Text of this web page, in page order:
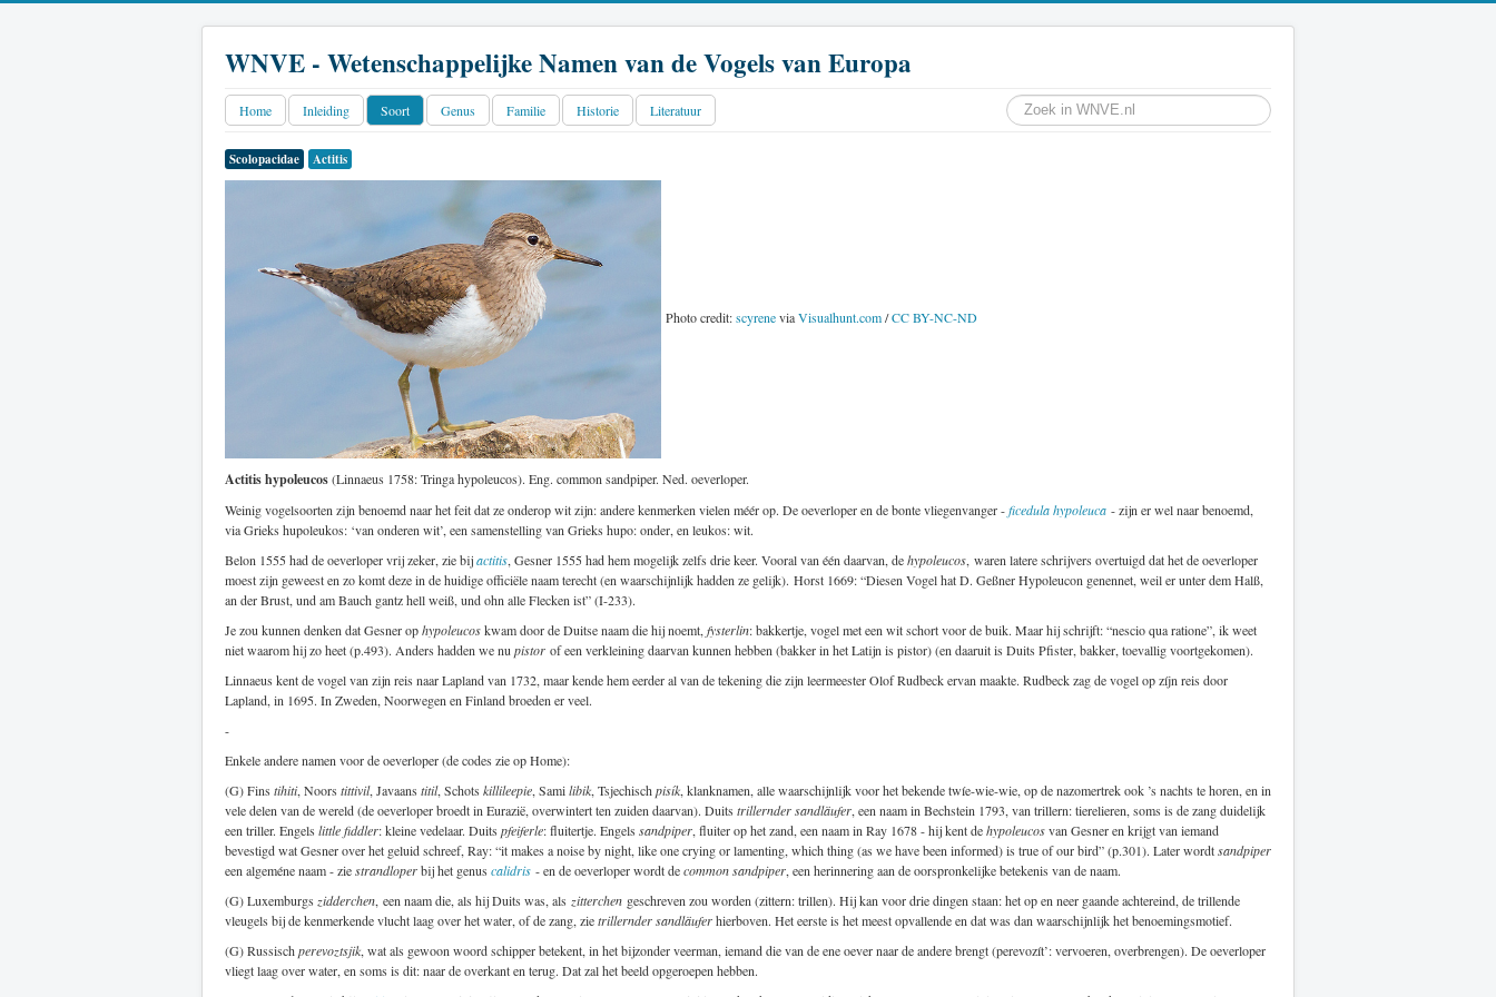
WNVE - Wetenschappelijke Namen van de Vogels van Europa
Home Inleiding Soort Genus Familie Historie Literatuur
Scolopacidae Actitis
Photo credit:scyreneviaVisualhunt.com/CC BY-NC-ND
Actitis hypoleucos(Linnaeus 1758: Tringa hypoleucos). Eng. common sandpiper. Ned. oeverloper.
Weinig vogelsoorten zijn benoemd naar het feit dat ze onderop wit zijn: andere kenmerken vielen méér op. De oeverloper en de bonte vliegenvanger -ficedula hypoleuca - zijn er wel naar benoemd,
via Grieks hupoleukos: ‘van onderen wit’, een samenstelling van Grieks hupo: onder, en leukos: wit.
Belon 1555 had de oeverloper vrij zeker, zie bijactitis, Gesner 1555 had hem mogelijk zelfs drie keer. Vooral van één daarvan, dehypoleucos, waren latere schrijvers overtuigd dat het de oeverloper
moest zijn geweest en zo komt deze in de huidige officiële naam terecht (en waarschijnlijk hadden ze gelijk). Horst 1669: “Diesen Vogel hat D. Geßner Hypoleucon genennet, weil er unter dem Halß,
an der Brust, und am Bauch gantz hell weiß, und ohn alle Flecken ist” (I-233).
Je zou kunnen denken dat Gesner ophypoleucoskwam door de Duitse naam die hij noemt, fysterlin: bakkertje, vogel met een wit schort voor de buik. Maar hij schrijft: “nescio qua ratione”, ik weet
niet waarom hij zo heet (p.493). Anders hadden we nu pistor of een verkleining daarvan kunnen hebben (bakker in het Latijn is pistor) (en daaruit is Duits Pfister, bakker, toevallig voortgekomen).
Linnaeus kent de vogel van zijn reis naar Lapland van 1732, maar kende hem eerder al van de tekening die zijn leermeester Olof Rudbeck ervan maakte. Rudbeck zag de vogel op zíjn reis door
Lapland, in 1695. In Zweden, Noorwegen en Finland broeden er veel.
-
Enkele andere namen voor de oeverloper (de codes zie op Home):
(G) Fins tihiti, Noors tittivil, Javaans titil, Schots killileepie, Samilibik, Tsjechisch pisík, klanknamen, alle waarschijnlijk voor het bekende twíe-wie-wie, op de nazomertrek ook ’s nachts te horen, en in
vele delen van de wereld (de oeverloper broedt in Eurazië, overwintert ten zuiden daarvan). Duits trillernder sandläufer, een naam in Bechstein 1793, van trillern: tierelieren, soms is de zang duidelijk
een triller. Engels little fiddler: kleine vedelaar. Duits pfeiferle: fluitertje. Engels sandpiper, fluiter op het zand, een naam in Ray 1678 - hij kent dehypoleucosvan Gesner en krijgt van iemand
bevestigd wat Gesner over het geluid schreef, Ray: “it makes a noise by night, like one crying or lamenting, which thing (as we have been informed) is true of our bird” (p.301). Later wordtsandpiper
een algeméne naam - ziestrandloperbij het genus calidris - en de oeverloper wordt decommon sandpiper, een herinnering aan de oorspronkelijke betekenis van de naam.
(G) Luxemburgs zidderchen, een naam die, als hij Duits was, als zitterchen geschreven zou worden (zittern: trillen). Hij kan voor drie dingen staan: het op en neer gaande achtereind, de trillende
vleugels bij de kenmerkende vlucht laag over het water, of de zang, zietrillernder sandläuferhierboven. Het eerste is het meest opvallende en dat was dan waarschijnlijk het benoemingsmotief.
(G) Russisch perevoztsjik, wat als gewoon woord schipper betekent, in het bijzonder veerman, iemand die van de ene oever naar de andere brengt (perevozít’: vervoeren, overbrengen). De oeverloper
vliegt laag over water, en soms is dit: naar de overkant en terug. Dat zal het beeld opgeroepen hebben.